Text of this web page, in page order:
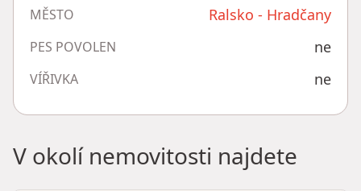
MĚSTO Ralsko - Hradčany
PES POVOLEN ne
VÍŘIVKA ne
V okolí nemovitosti najdete